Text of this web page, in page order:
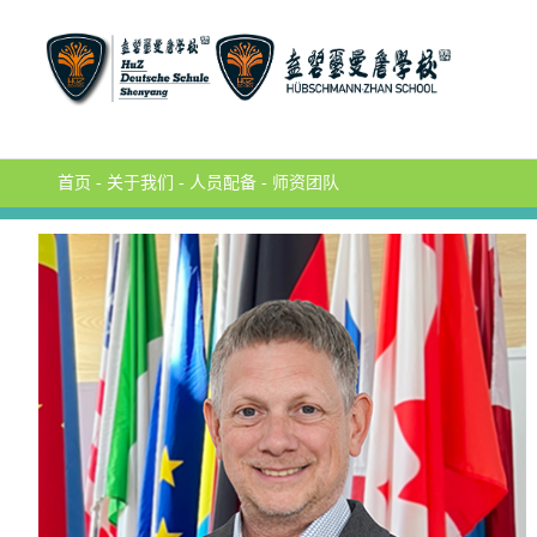
首页 - 关于我们 - 人员配备 - 师资团队